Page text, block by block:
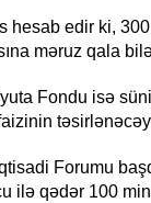
hesab edir ki,
məruz qala
Fondu isə
Forumu
ilə qədər 100